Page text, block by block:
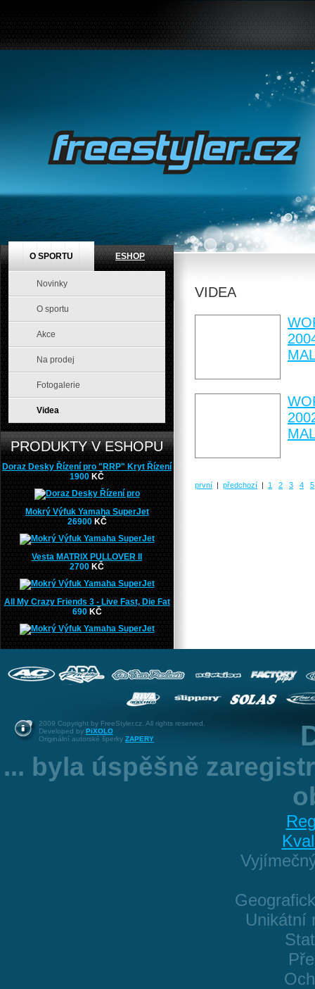
VIDEA
první | předchozí | 1 2 3 4 5
O SPORTU ESHOP
Novinky
O sportu
Akce
Na prodej
Fotogalerie
Videa
PRODUKTY V ESHOPU
Doraz Desky Řízení pro "RRP" Kryt Řízení
1900 KČ
Mokrý Výfuk Yamaha SuperJet
26900KČ
Vesta MATRIX PULLOVER II
2700 KČ
All My Crazy Friends 3 - Live Fast, Die Fat
690KČ
2009 Copyright by FreeStyler.cz. All rights reserved.
Developed by PiXOLO
Originální autorské šperky ZAPERY
... byla úspěšně
Unikátní